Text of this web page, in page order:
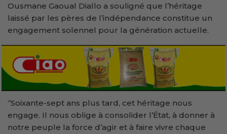
Ousmane Gaoual Diallo a souligné que l’héritage
laissé par les pères de l’indépendance constitue un
engagement solennel pour la génération actuelle.
‘’Soixante-sept ans plus tard, cet héritage nous
engage. Il nous oblige à consolider l’État, à donner à
notre peuple la force d’agir et à faire vivre chaque